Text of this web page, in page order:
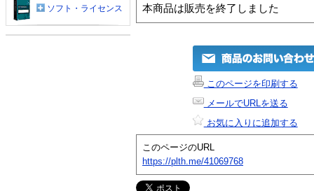
本商品は販売を終了しました
このページを印刷する
メールでURLを送る
お気に入りに追加する
このページのURL
https://plth.me/41069768
ソフト・ライセンス